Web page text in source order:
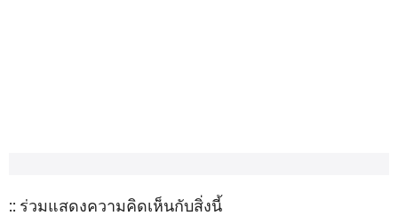
:: ร่วมแสดงความคิดเห็นกับสิ่งนี้